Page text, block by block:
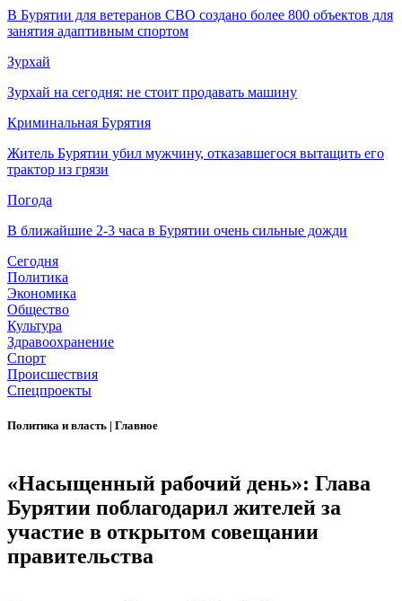
В Бурятии для ветеранов СВО создано более 800 объектов для
занятия адаптивным спортом
Зурхай
Зурхай на сегодня: не стоит продавать машину
Криминальная Бурятия
Житель Бурятии убил мужчину, отказавшегося вытащить его
трактор из грязи
Погода
В ближайшие 2-3 часа в Бурятии очень сильные дожди
Сегодня
Политика
Экономика
Общество
Культура
Здравоохранение
Спорт
Происшествия
Спецпроекты
Политика и власть | Главное
«Насыщенный рабочий день»: Глава
Бурятии поблагодарил жителей за
участие в открытом совещании
правительства